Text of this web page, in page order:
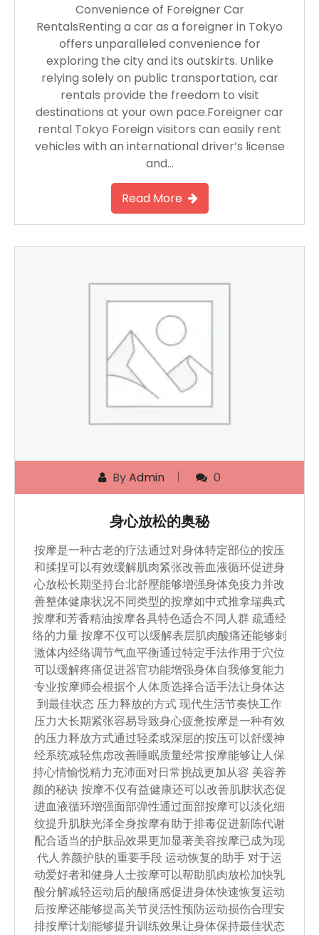
Convenience of Foreigner Car
RentalsRenting a car as a foreigner in Tokyo
offers unparalleled convenience for
exploring the city and its outskirts. Unlike
relying solely on public transportation, car
rentals provide the freedom to visit
destinations at your own pace.Foreigner car
rental Tokyo Foreign visitors can easily rent
vehicles with an international driver’s license
and…
Read More
ByAdmin 0
身心放松的奥秘
按摩是一种古老的疗法通过对身体特定部位的按压
和揉捏可以有效缓解肌肉紧张改善血液循环促进身
心放松长期坚持台北舒壓能够增强身体免疫力并改
善整体健康状况不同类型的按摩如中式推拿瑞典式
按摩和芳香精油按摩各具特色适合不同人群 疏通经
络的力量 按摩不仅可以缓解表层肌肉酸痛还能够刺
激体内经络调节气血平衡通过特定手法作用于穴位
可以缓解疼痛促进器官功能增强身体自我修复能力
专业按摩师会根据个人体质选择合适手法让身体达
到最佳状态 压力释放的方式 现代生活节奏快工作
压力大长期紧张容易导致身心疲惫按摩是一种有效
的压力释放方式通过轻柔或深层的按压可以舒缓神
经系统减轻焦虑改善睡眠质量经常按摩能够让人保
持心情愉悦精力充沛面对日常挑战更加从容 美容养
颜的秘诀 按摩不仅有益健康还可以改善肌肤状态促
进血液循环增强面部弹性通过面部按摩可以淡化细
纹提升肌肤光泽全身按摩有助于排毒促进新陈代谢
配合适当的护肤品效果更加显著美容按摩已成为现
代人养颜护肤的重要手段 运动恢复的助手 对于运
动爱好者和健身人士按摩可以帮助肌肉放松加快乳
酸分解减轻运动后的酸痛感促进身体快速恢复运动
后按摩还能够提高关节灵活性预防运动损伤合理安
排按摩计划能够提升训练效果让身体保持最佳状态